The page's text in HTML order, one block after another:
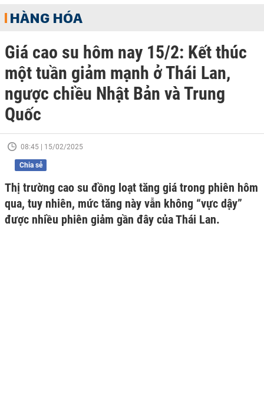
HÀNG HÓA
Giá cao su hôm nay 15/2: Kết thúc
một tuần giảm mạnh ở Thái Lan,
ngược chiều Nhật Bản và Trung
Quốc
08:45 | 15/02/2025
Chia sẻ
Thị trường cao su đồng loạt tăng giá trong phiên hôm
qua, tuy nhiên, mức tăng này vẫn không “vực dậy”
được nhiều phiên giảm gần đây của Thái Lan.